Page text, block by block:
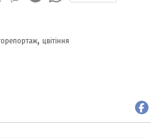
, цвітіння